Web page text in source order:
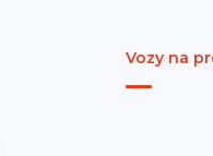
Vozy na